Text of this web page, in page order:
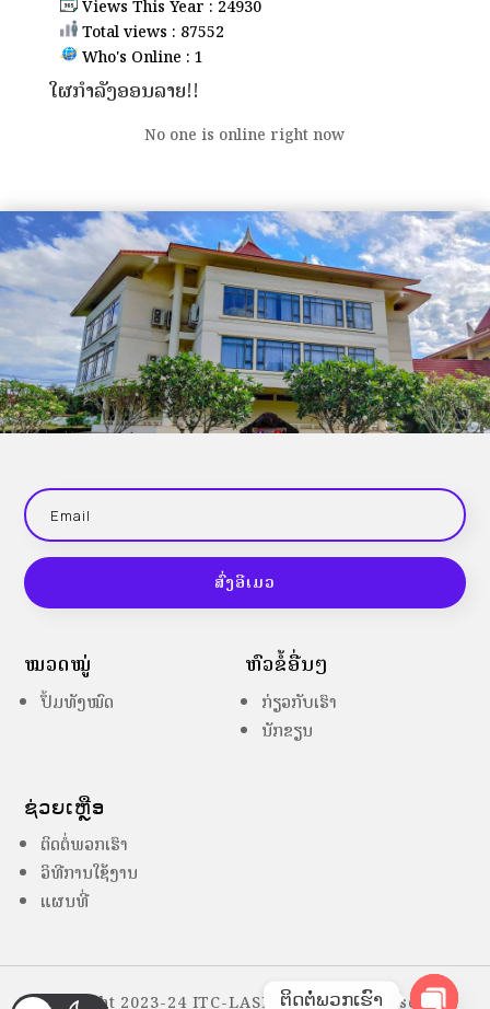
Views This Year : 24930
Total views : 87552
Who's Online : 1
ໃຜກຳລັງອອນລາຍ!!
No one is online right now
ສົ່ງອີເມວ
ໝວດໝູ່
ປຶ້ມທັງໝົດ
ຫົວຂໍ້ອື່ນໆ
ກ່ຽວກັບເຮົາ
ນັກຂຽນ
ຊ່ວຍເຫຼືອ
ຕິດຕໍ່ພວກເຮົາ
ວິທີການໃຊ້ງານ
ແຜນທີ່
Copyright 2023-24 ITC-LASES – All Right Reserved
ຕິດຕໍ່ພວກເຮົາ